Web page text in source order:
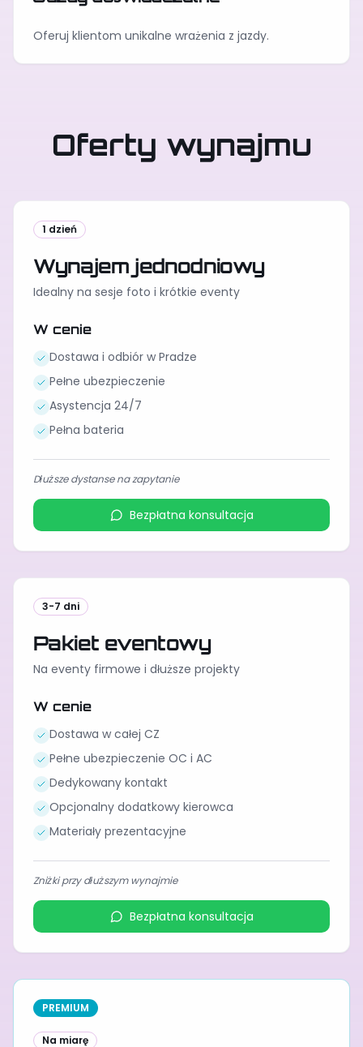
Oferuj klientom unikalne wrażenia z jazdy.
Oferty wynajmu
1 dzień
Wynajem jednodniowy
Idealny na sesje foto i krótkie eventy
W cenie
Dostawa i odbiór w Pradze
Pełne ubezpieczenie
Asystencja 24/7
Pełna bateria
Dłuższe dystanse na zapytanie
Bezpłatna konsultacja
3-7 dni
Pakiet eventowy
Na eventy firmowe i dłuższe projekty
W cenie
Dostawa w całej CZ
Pełne ubezpieczenie OC i AC
Dedykowany kontakt
Opcjonalny dodatkowy kierowca
Materiały prezentacyjne
Zniżki przy dłuższym wynajmie
Bezpłatna konsultacja
PREMIUM
Na miarę